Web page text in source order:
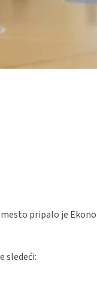
pripalo je
sledeći: